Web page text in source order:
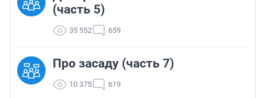
(часть 5)
35 552 659
Про засаду (часть 7)
10 375 619